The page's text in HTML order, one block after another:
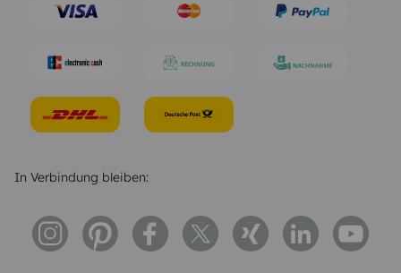
Konfirmation Glückwünsche
In Verbindung bleiben: